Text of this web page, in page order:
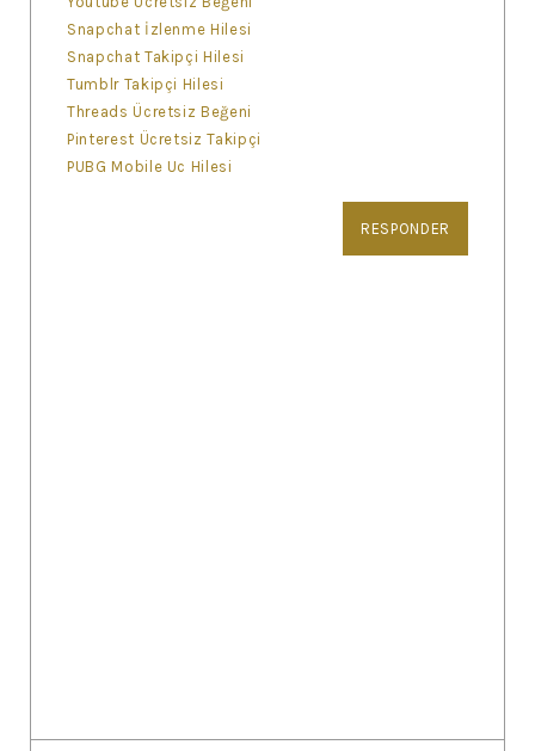
Snapchat İzlenme Hilesi
Snapchat Takipçi Hilesi
Tumblr Takipçi Hilesi
Threads Ücretsiz Beğeni
Pinterest Ücretsiz Takipçi
PUBG Mobile Uc Hilesi
RESPONDER